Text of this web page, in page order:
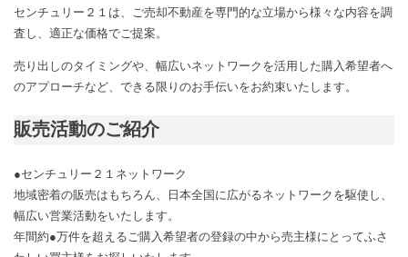
センチュリー２１は、ご売却不動産を専門的な立場から様々な内容を調
査し、適正な価格でご提案。
売り出しのタイミングや、幅広いネットワークを活用した購入希望者へ
のアプローチなど、できる限りのお手伝いをお約束いたします。
販売活動のご紹介
●センチュリー２１ネットワーク
地域密着の販売はもちろん、日本全国に広がるネットワークを駆使し、
幅広い営業活動をいたします。
年間約●万件を超えるご購入希望者の登録の中から売主様にとってふさ